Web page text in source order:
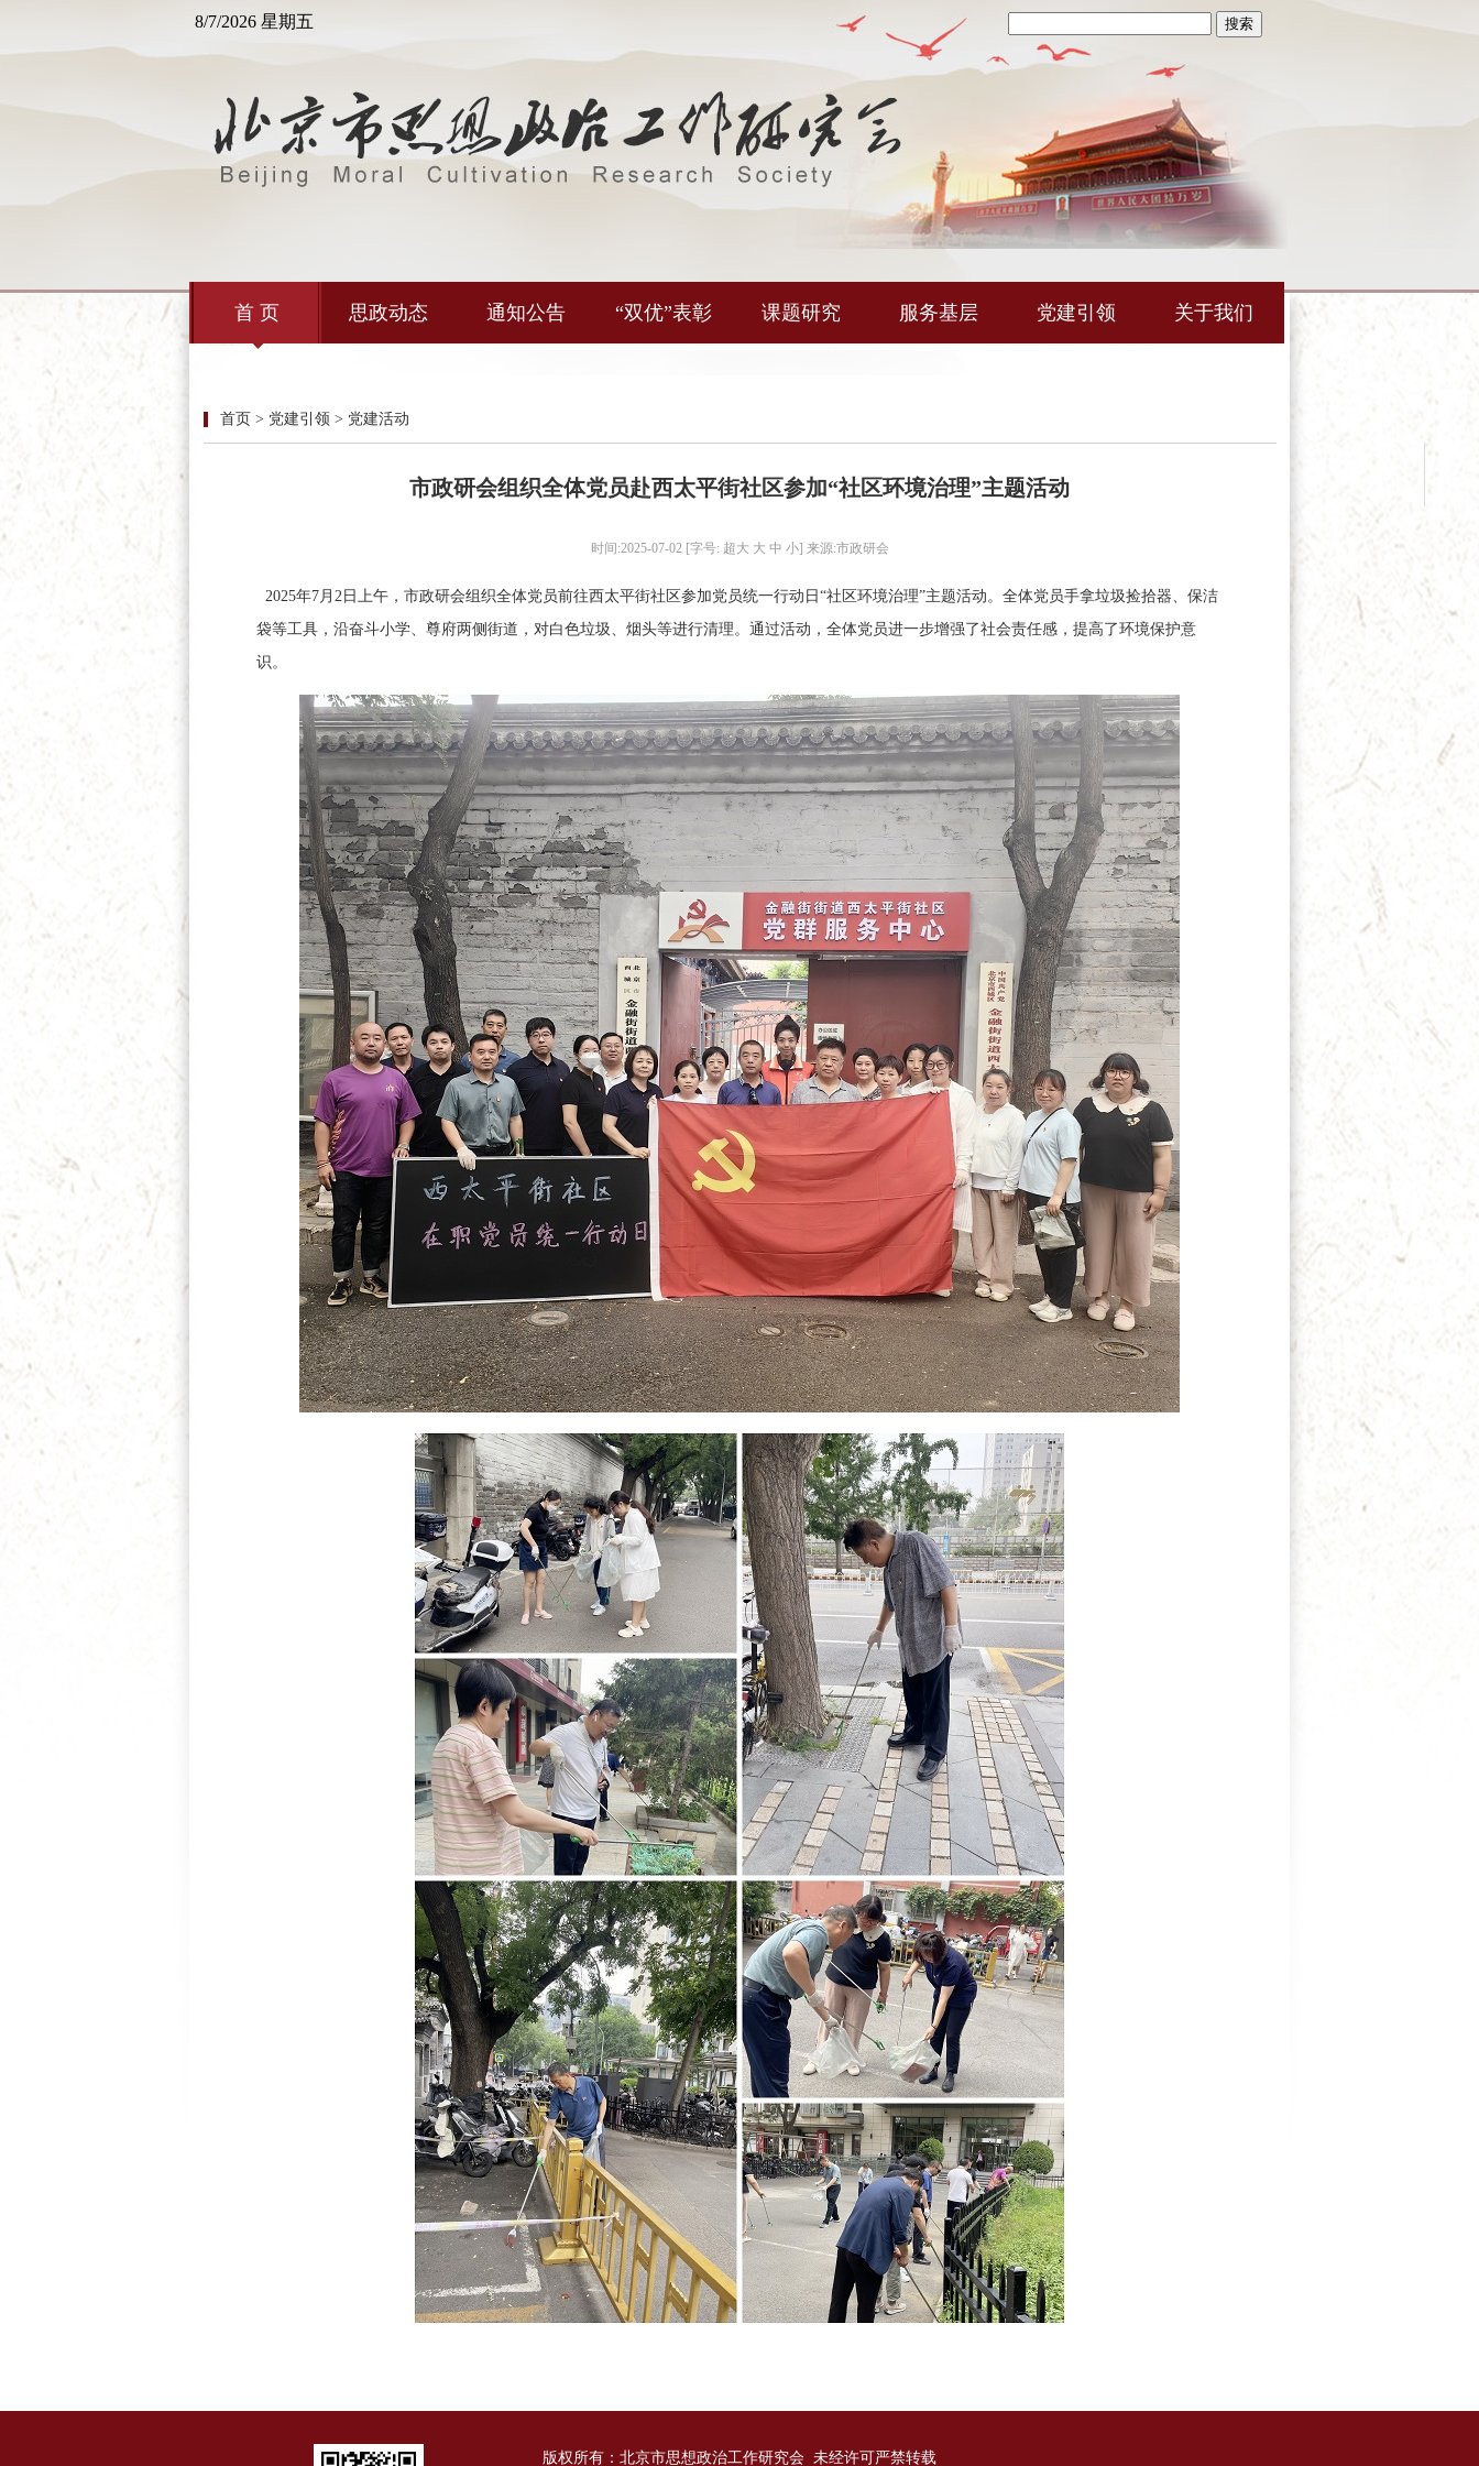
8/7/2026 星期五
首 页 思政动态 通知公告 “双优”表彰 课题研究 服务基层 党建引领 关于我们
首页 > 党建引领 > 党建活动
市政研会组织全体党员赴西太平街社区参加“社区环境治理”主题活动
时间:2025-07-02 [字号: 超大 大 中 小] 来源:市政研会
2025年7月2日上午，市政研会组织全体党员前往西太平街社区参加党员统一行动日“社区环境治理”主题活动。全体党员手拿垃圾捡拾器、保洁
袋等工具，沿奋斗小学、尊府两侧街道，对白色垃圾、烟头等进行清理。通过活动，全体党员进一步增强了社会责任感，提高了环境保护意
识。
版权所有：北京市思想政治工作研究会 未经许可严禁转载